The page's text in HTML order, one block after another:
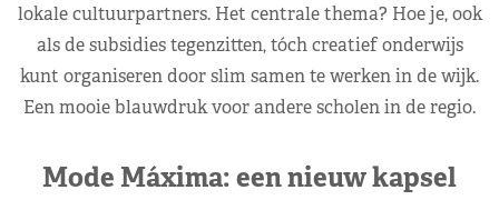
lokale cultuurpartners. Het centrale thema? Hoe je, ook
als de subsidies tegenzitten, tóch creatief onderwijs
kunt organiseren door slim samen te werken in de wijk.
Een mooie blauwdruk voor andere scholen in de regio.
Mode Máxima: een nieuw kapsel